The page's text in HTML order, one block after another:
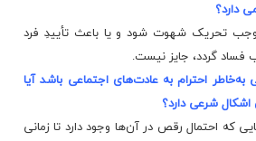
دارد؟
تحریک شهوت شود و یا باعث تأییدِ فرد
فساد گردد، جایز نیست.
احترام به عادت‌هاى اجتماعى باشد آیا
شرعى دارد؟
که احتمال رقص در آن‌ها وجود دارد تا زمانى